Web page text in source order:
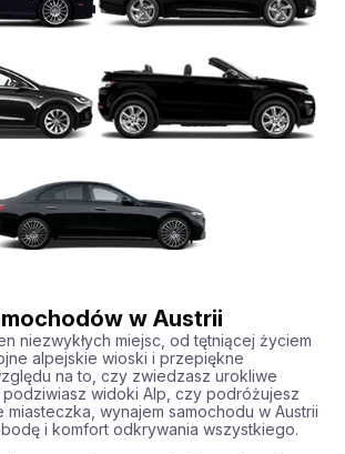
w Austrii
niezwykłych miejsc, od tętniącej życiem
alpejskie wioski i przepiękne
na to, czy zwiedzasz urokliwe
widoki Alp, czy podróżujesz
wynajem samochodu w Austrii
i komfort odkrywania wszystkiego.